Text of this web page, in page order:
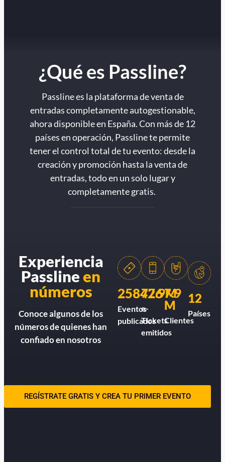
¿Qué es Passline?
Passline es la plataforma de venta de
entradas completamente autogestionable,
ahora disponible en España. Con más de 12
países en operación, Passline te permite
tener el control total de tu evento: desde la
creación y promoción hasta la venta de
entradas, todo en un solo lugar y
completamente gratis.
Experiencia
Passlineen
números
Conoce algunos de los
números de quienes han
confiado en nosotros
258426
Eventos
publicados
77.9M
e-
Tickets
emitidos
7.9
M
Clientes
12
Países
REGÍSTRATE GRATIS Y CREA TU PRIMER EVENTO